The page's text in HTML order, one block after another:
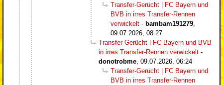
Transfer-Gerücht | FC Bayern und
BVB in irres Transfer-Rennen
verwickelt - bambam191279
09.07.2026, 08:27
Transfer-Gerücht | FC Bayern und BVB
in irres Transfer-Rennen verwickelt -
donotrobme 09.07.2026, 06:24
Transfer-Gerücht | FC Bayern und
BVB in irres Transfer-Rennen